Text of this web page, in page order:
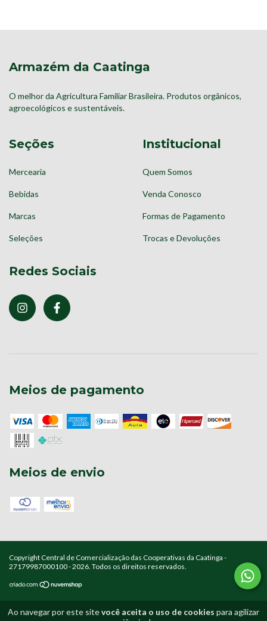
Ao navegar por este sitevocê aceita o uso de cookies para agilizar
Armazém da Caatinga
O melhor da Agricultura Familiar Brasileira. Produtos orgânicos,
agroecológicos e sustentáveis.
Seções
Mercearia
Bebidas
Marcas
Seleções
Institucional
Quem Somos
Venda Conosco
Formas de Pagamento
Trocas e Devoluções
Redes Sociais
Meios de pagamento
Meios de envio
Copyright Central de Comercialização das Cooperativas da Caatinga -
27179987000100 - 2026. Todos os direitos reservados.